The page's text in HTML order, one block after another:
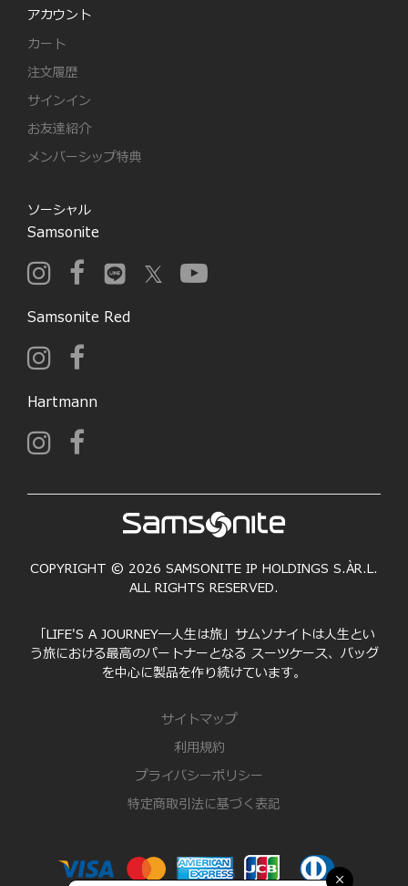
×
アカウント
カート
注文履歴
サインイン
お友達紹介
メンバーシップ特典
ソーシャル
Samsonite
Samsonite Red
Hartmann
COPYRIGHT © 2026 SAMSONITE IP HOLDINGS S.ÀR.L.
ALL RIGHTS RESERVED.
「LIFE'S A JOURNEY―人生は旅」サムソナイトは人生とい
う旅における最高のパートナーとなる スーツケース、バッグ
を中心に製品を作り続けています。
サイトマップ
利用規約
プライバシーポリシー
特定商取引法に基づく表記